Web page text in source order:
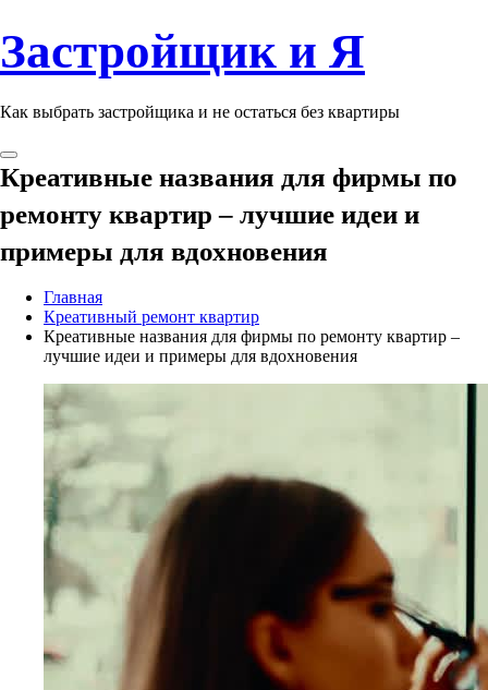
Застройщик и Я
Как выбрать застройщика и не остаться без квартиры
Креативные названия для фирмы по
ремонту квартир – лучшие идеи и
примеры для вдохновения
Главная
Креативный ремонт квартир
Креативные названия для фирмы по ремонту квартир –
лучшие идеи и примеры для вдохновения